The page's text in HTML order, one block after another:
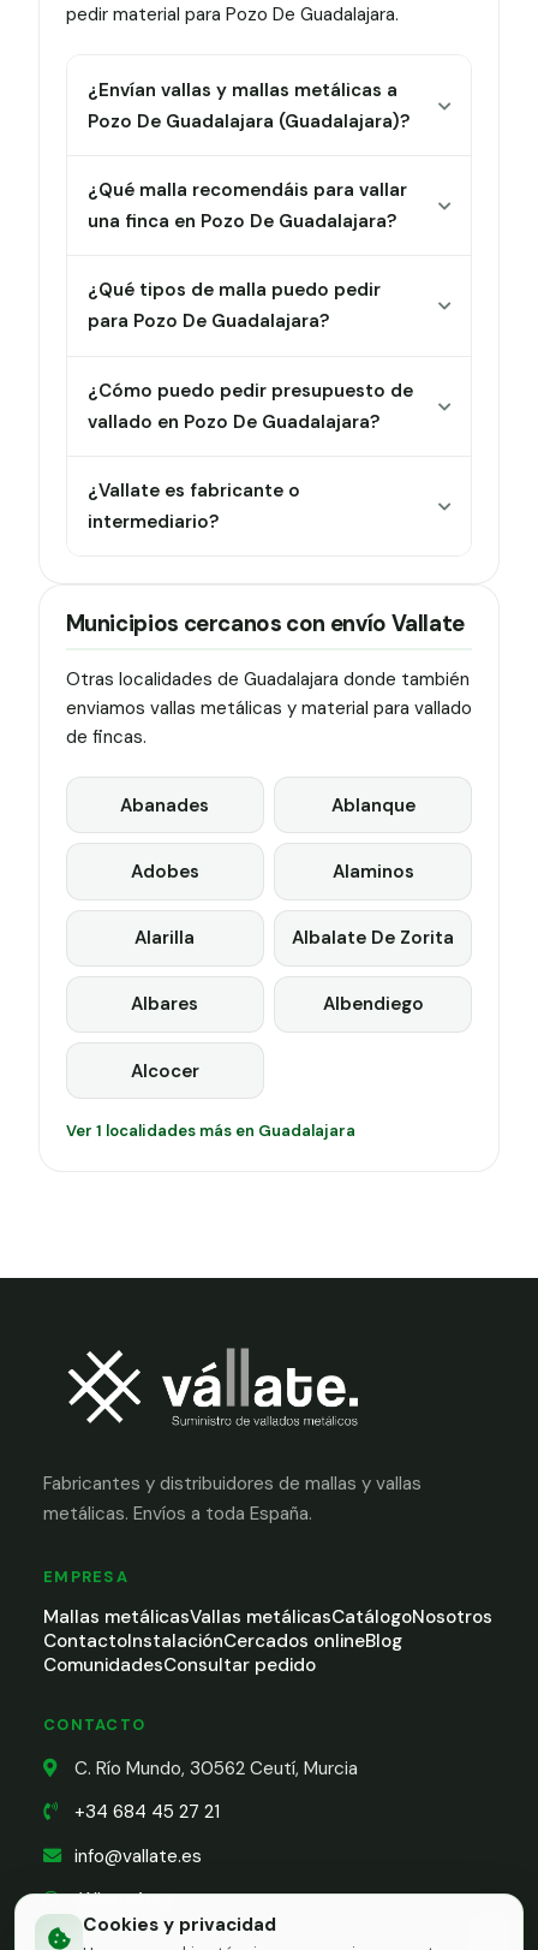
Cookies y privacidad
pedir material para Pozo De Guadalajara.
¿Envían vallas y mallas metálicas a
Pozo De Guadalajara (Guadalajara)?
¿Qué malla recomendáis para vallar
una finca en Pozo De Guadalajara?
¿Qué tipos de malla puedo pedir
para Pozo De Guadalajara?
¿Cómo puedo pedir presupuesto de
vallado en Pozo De Guadalajara?
¿Vallate es fabricante o
intermediario?
Municipios cercanos con envío Vallate
Otras localidades de Guadalajara donde también
enviamos vallas metálicas y material para vallado
de fincas.
Abanades Ablanque
Adobes Alaminos
Alarilla Albalate De Zorita
Albares Albendiego
Alcocer
Ver 1 localidades más en Guadalajara
Fabricantes y distribuidores de mallas y vallas
metálicas. Envíos a toda España.
EMPRESA
Mallas metálicasVallas metálicasCatálogoNosotros
ContactoInstalaciónCercados onlineBlog
ComunidadesConsultar pedido
CONTACTO
C. Río Mundo, 30562 Ceutí, Murcia
+34 684 45 27 21
info@vallate.es
WhatsApp